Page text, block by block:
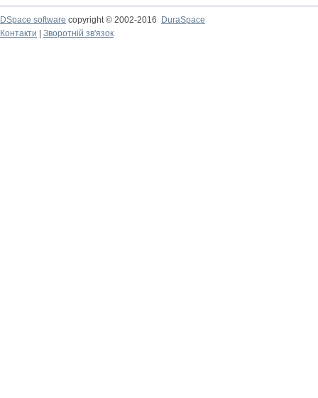
DSpace software copyright © 2002-2016
DuraSpace
Контакти
Зворотній зв'язок